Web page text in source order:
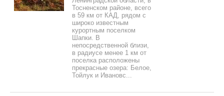
Тосненском районе, всего
в 59 км от КАД, рядом с
широко известным
курортным поселком
Шапки. В
непосредственной близи,
в радиусе менее 1 км от
поселка расположены
прекрасные озера: Белое,
Тойлук и Ивановс...